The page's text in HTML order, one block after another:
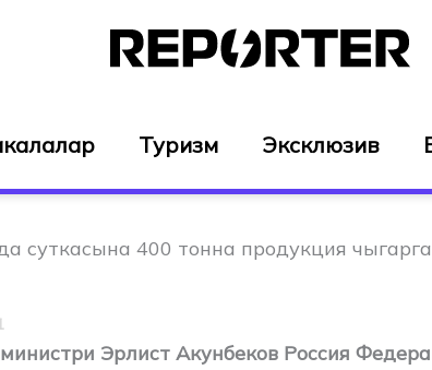
Туризм Эксклюзив
суткасына 400 тонна продукция
Эрлист Акунбеков Россия